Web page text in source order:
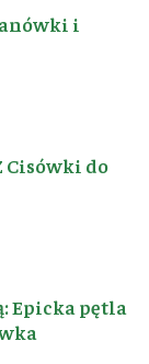
i
Cisówki do
Epicka pętla